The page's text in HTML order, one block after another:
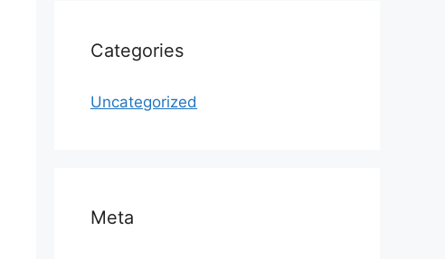
Categories
Uncategorized
Meta